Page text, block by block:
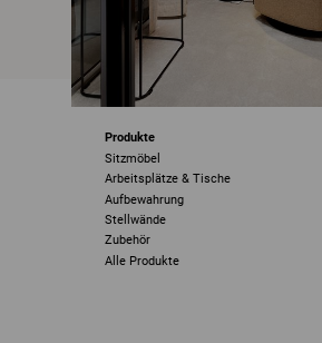
Produkte
Sitzmöbel
Arbeitsplätze & Tische
Aufbewahrung
Stellwände
Zubehör
Alle Produkte